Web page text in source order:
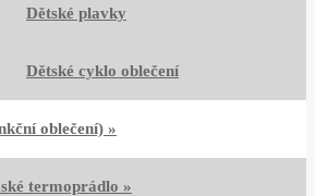
Dětské plavky
Dětské cyklo oblečení
oblečení) »
termoprádlo »